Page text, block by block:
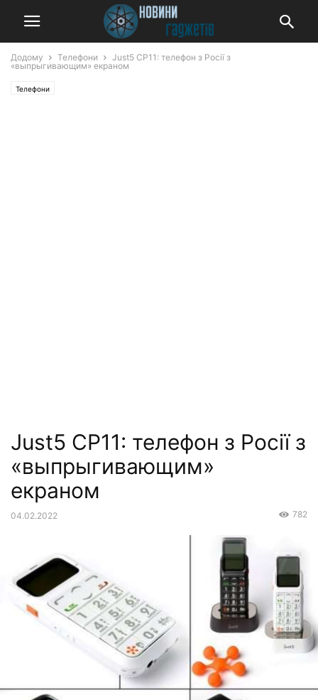
Додому Телефони
Just5 CP11: телефон з Росії з
«выпрыгивающим» екраном
Телефони
Just5 CP11: телефон з Росії з
«выпрыгивающим»
екраном
04.02.2022 782